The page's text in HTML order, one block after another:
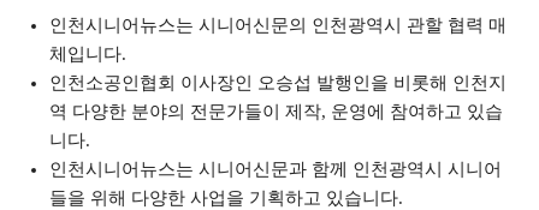
인천시니어뉴스는 시니어신문의 인천광역시 관할 협력 매
체입니다.
인천소공인협회 이사장인 오승섭 발행인을 비롯해 인천지
역 다양한 분야의 전문가들이 제작, 운영에 참여하고 있습
니다.
인천시니어뉴스는 시니어신문과 함께 인천광역시 시니어
들을 위해 다양한 사업을 기획하고 있습니다.